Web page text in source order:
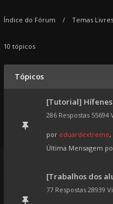
Índice do Fórum Temas Livres
10 tópicos
Tópicos
[Tutorial]
286 Respostas 55694
por eduardextreme,
Última Mensagem
[Trabalhos dos
77 Respostas 28939